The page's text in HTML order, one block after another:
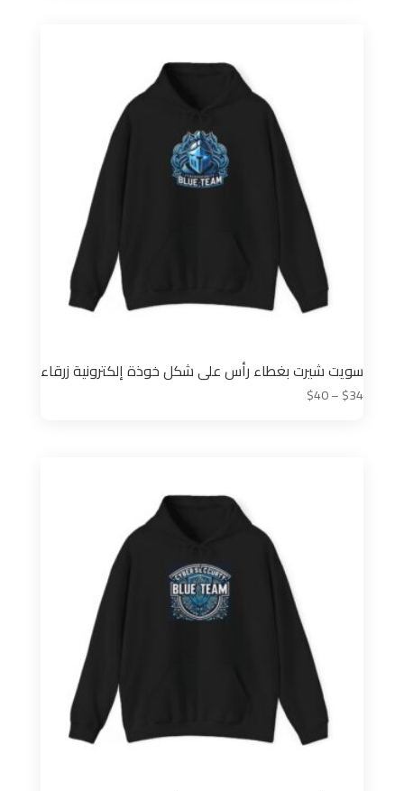
سويت شيرت بغطاء رأس على شكل خوذة إلكترونية زرقاء
$34
–
$40 نطاق